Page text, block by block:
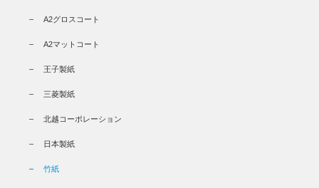
A2グロスコート
A2マットコート
王子製紙
三菱製紙
北越コーポレーション
日本製紙
竹紙